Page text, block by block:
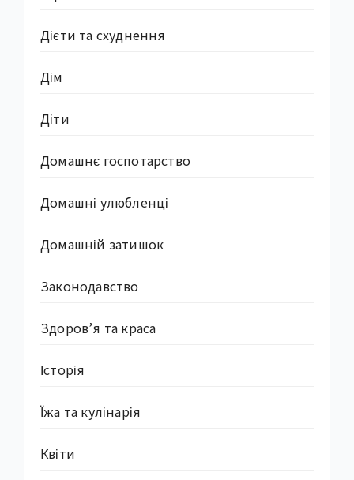
Дієти та схуднення
Дім
Діти
Домашнє госпотарство
Домашні улюбленці
Домашній затишок
Законодавство
Здоров’я та краса
Історія
Їжа та кулінарія
Квіти